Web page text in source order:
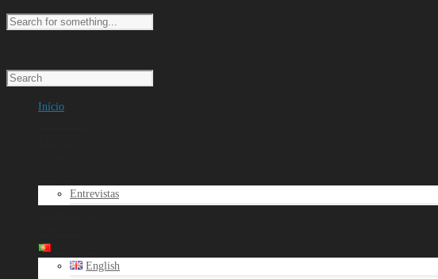
Início
Entrevistas
English